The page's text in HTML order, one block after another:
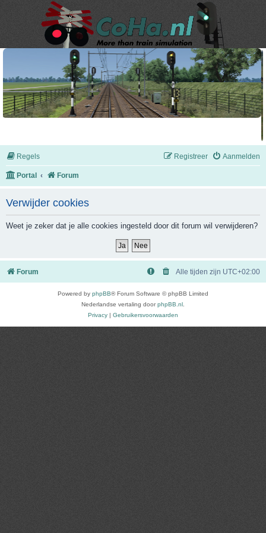
Regels Aanmelden
Registreer
Portal Forum
Verwijder cookies
Weet je zeker dat je alle cookies ingesteld door dit forum wil verwijderen?
Forum Alle tijden zijn UTC+02:00
Powered by phpBB® Forum Software © phpBB Limited
Nederlandse vertaling doorphpBB.nl
Privacy | Gebruikersvoorwaarden